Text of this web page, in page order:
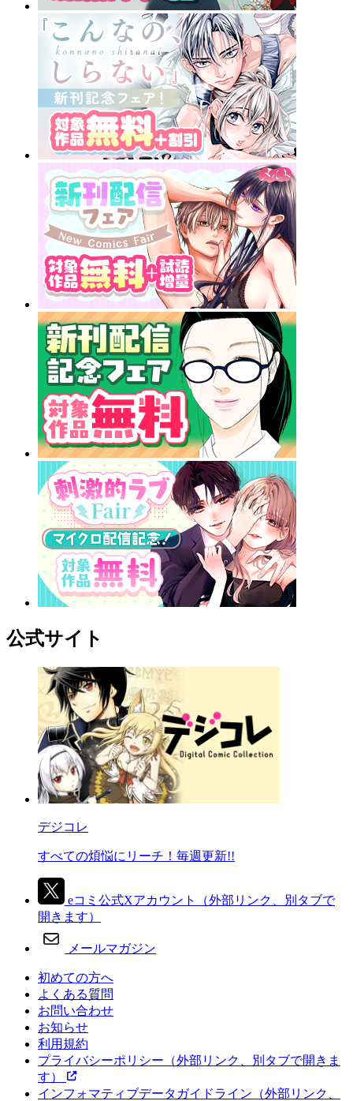
公式サイト
デジコレ
すべての煩悩にリーチ！毎週更新!!
eコミ公式Xアカウント
（外部リンク、別タブで
開きます）
メールマガジン
初めての方へ
よくある質問
お問い合わせ
お知らせ
利用規約
プライバシーポリシー （外部リンク、別タブで開きま
す）
インフォマティブデータガイドライン （外部リンク、